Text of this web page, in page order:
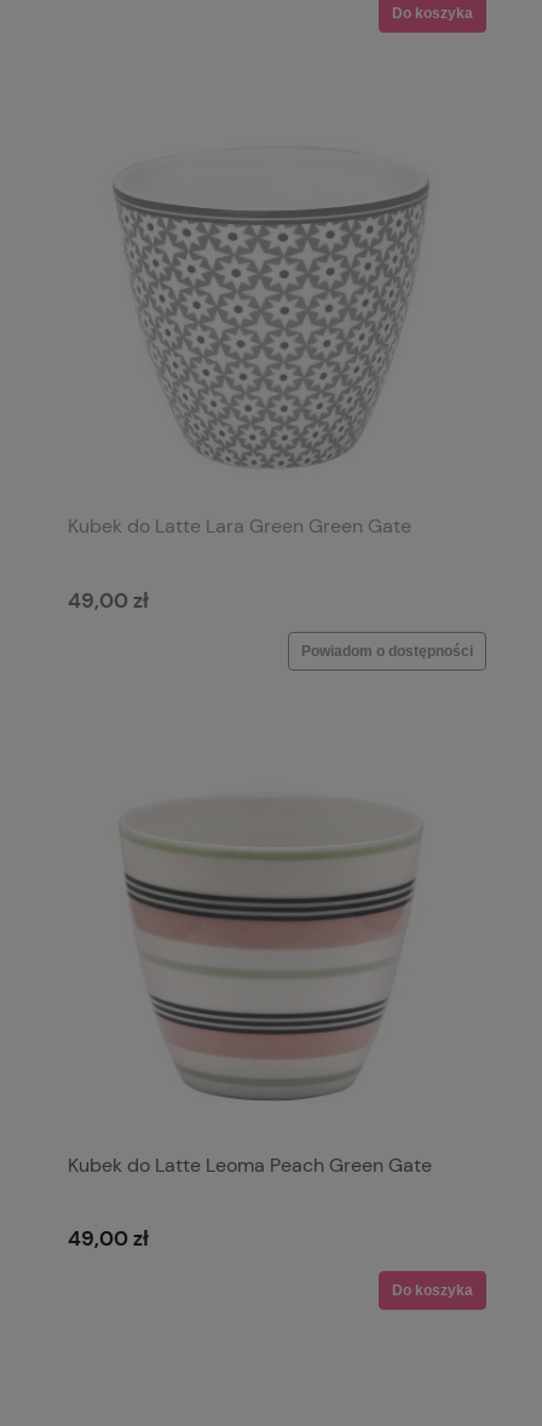
Do koszyka
Kubek do Latte Lara Green Green Gate
49,00 zł
Powiadom o dostępności
Kubek do Latte Leoma Peach Green Gate
49,00 zł
Do koszyka